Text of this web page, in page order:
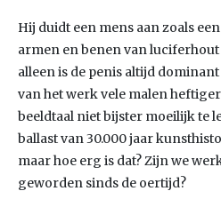
Hij duidt een mens aan zoals
armen en benen van
alleen is de penis altijd
van het werk vele malen
beeldtaal niet bijster moeilijk te
ballast van 30.000 jaar
maar hoe erg is dat? Zijn we
geworden sinds de oertijd?